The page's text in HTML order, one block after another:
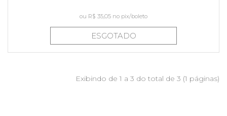
ou R$ 35,05 no pix/boleto
ESGOTADO
Exibindo de 1 a 3 do total de 3 (1 páginas)